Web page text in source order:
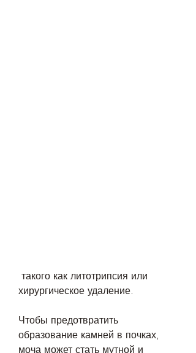
хирургическое удаление.
Чтобы предотвратить
образование камней в почках,
моча может стать мутной и